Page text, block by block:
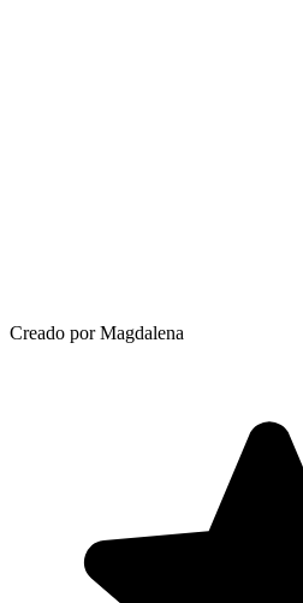
Creado por Magdalena